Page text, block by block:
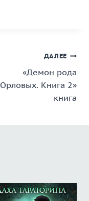
ДАЛЕЕ
«Демон рода
Орловых. Книга 2»
книга